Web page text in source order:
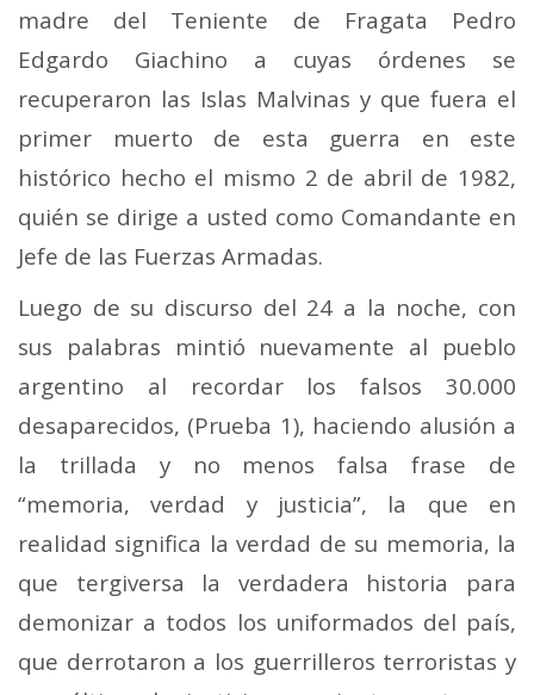
madre del Teniente de Fragata Pedro
Edgardo Giachino a cuyas órdenes se
recuperaron las Islas Malvinas y que fuera el
primer muerto de esta guerra en este
histórico hecho el mismo 2 de abril de 1982,
quién se dirige a usted como Comandante en
Jefe de las Fuerzas Armadas.
Luego de su discurso del 24 a la noche, con
sus palabras mintió nuevamente al pueblo
argentino al recordar los falsos 30.000
desaparecidos, (Prueba 1), haciendo alusión a
la trillada y no menos falsa frase de
“memoria, verdad y justicia”, la que en
realidad significa la verdad de su memoria, la
que tergiversa la verdadera historia para
demonizar a todos los uniformados del país,
que derrotaron a los guerrilleros terroristas y